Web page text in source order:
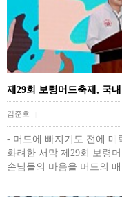
제29회 보령머드축제, 국
김준호
- 머드에 빠지기도 전에 매
화려한 서막 제29회 보령
손님들의 마음을 머드의